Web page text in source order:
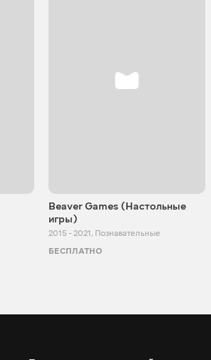
Beaver Games (Настольные
игры)
2015 - 2021, Познавательные
БЕСПЛАТНО